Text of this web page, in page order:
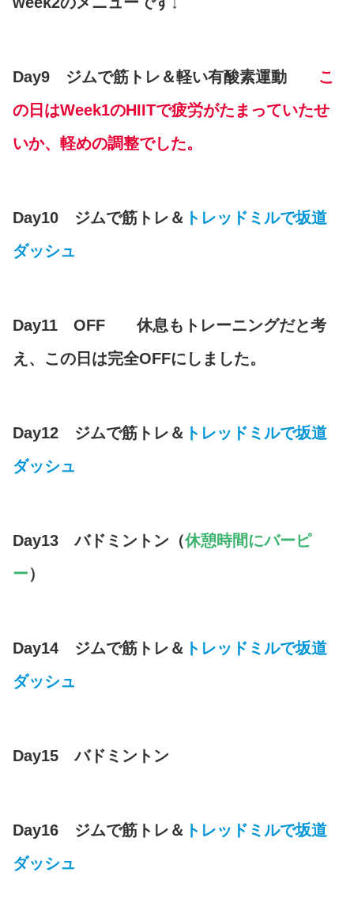
Day9 ジムで筋トレ＆軽い有酸素運動 こ
の日はWeek1のHIITで疲労がたまっていたせ
いか、軽めの調整でした。
Day10 ジムで筋トレ＆ トレッドミルで坂道
ダッシュ
Day11 OFF 休息もトレーニングだと考
え、この日は完全OFFにしました。
Day12 ジムで筋トレ＆ トレッドミルで坂道
ダッシュ
Day13 バドミントン（休憩時間にバーピ
ー）
Day14 ジムで筋トレ＆ トレッドミルで坂道
ダッシュ
Day15 バドミントン
Day16 ジムで筋トレ＆ トレッドミルで坂道
ダッシュ